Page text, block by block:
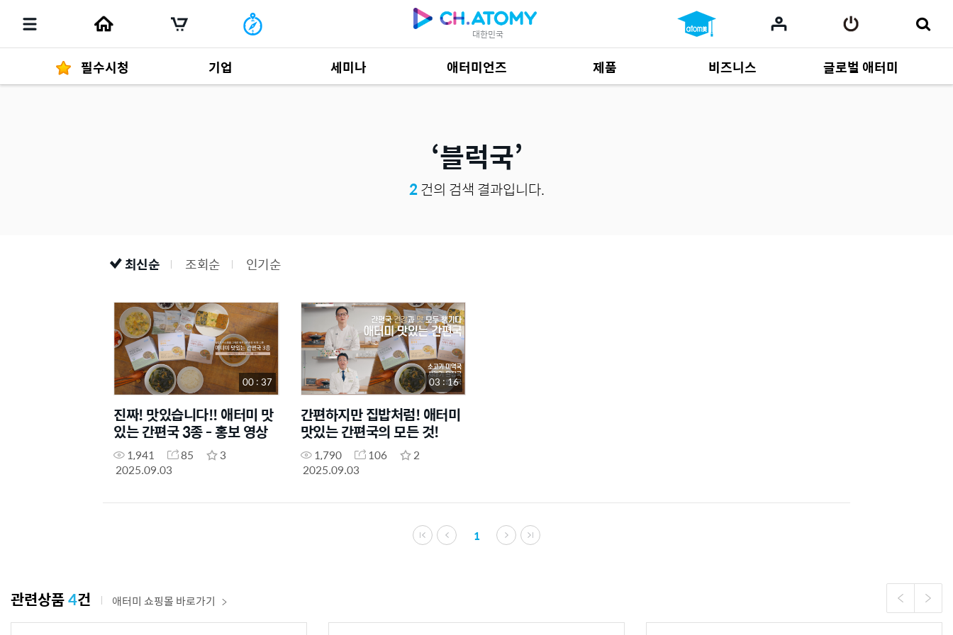
대한민국
필수시청 기업 세미나 애터미언즈 제품
제품 자료685
비즈니스
사업 자료165
글로벌 애터미
블럭국
2건의 검색 결과입니다.
최신순 조회순 인기순
00 : 37
진짜! 맛있습니다!! 애터미 맛
있는 간편국 3종 - 홍보 영상
1,941 85
3
2025.09.03
03 : 16
간편하지만 집밥처럼! 애터미
맛있는 간편국의 모든 것!
1,790 106
2
2025.09.03
1
관련상품4건 애터미 쇼핑몰 바로가기